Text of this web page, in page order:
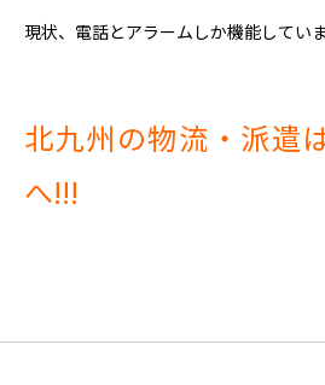
現状、電話とアラームしか機能してい
北九州の物流・派遣
へ!!!